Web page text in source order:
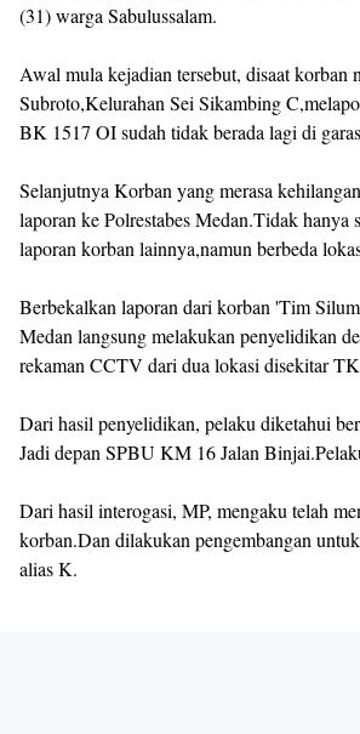
(31) warga Sabulussalam.
Awal mula kejadian tersebut, disaat korban
Subroto,Kelurahan Sei Sikambing
BK 1517 OI sudah tidak berada lagi di
Selanjutnya Korban yang merasa
laporan ke Polrestabes Medan.Tidak hanya
laporan korban lainnya,namun berbeda
Berbekalkan laporan dari korban 'Tim
Medan langsung melakukan penyelidikan
rekaman CCTV dari dua lokasi disekitar
Dari hasil penyelidikan, pelaku diketahui
Jadi depan SPBU KM 16 Jalan
Dari hasil interogasi, MP, mengaku telah
korban.Dan dilakukan pengembangan
alias K.